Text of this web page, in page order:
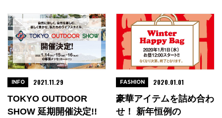
TOKYO OUTDOOR
SHOW 延期開催決定!!
INFO 2021.11.29
豪華アイテムを詰め合わ
せ！ 新年恒例の
FASHION 2020.01.01